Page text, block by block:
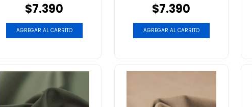
$7.390
AGREGAR AL CARRITO
$7.390
AGREGAR AL CARRITO